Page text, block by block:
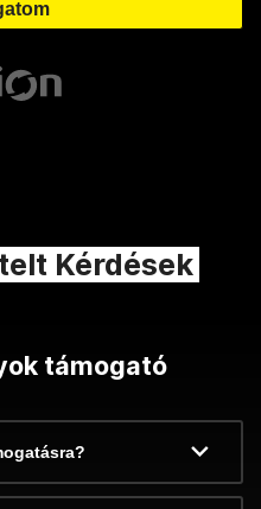
Kérdések
támogató